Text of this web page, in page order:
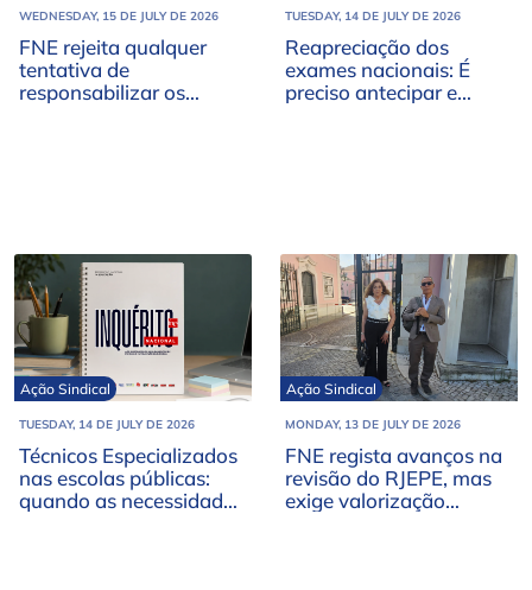
WEDNESDAY, 15 DE JULY DE 2026
FNE rejeita qualquer
tentativa de
responsabilizar os
TUESDAY, 14 DE JULY DE 2026
Reapreciação dos
exames nacionais: É
preciso antecipar e
Ação Sindical
TUESDAY, 14 DE JULY DE 2026
Técnicos Especializados
nas escolas públicas:
quando as necessidades
Ação Sindical
MONDAY, 13 DE JULY DE 2026
FNE regista avanços na
revisão do RJEPE, mas
exige valorização